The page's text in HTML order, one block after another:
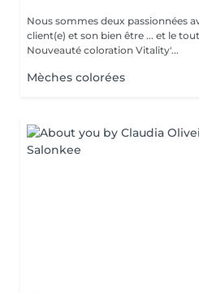
Nous sommes deux passionnées
client(e) et son bien être ... et le
Nouveauté coloration Vitality'...
Mèches colorées